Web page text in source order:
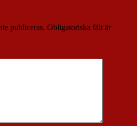
publiceras. Obligatoriska fält är